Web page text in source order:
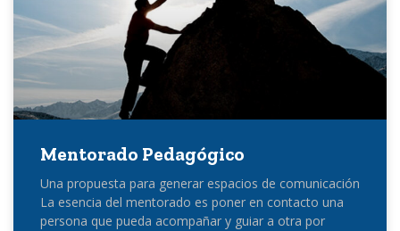
Mentorado Pedagógico
Una propuesta para generar espacios de comunicación
La esencia del mentorado es poner en contacto una
persona que pueda acompañar y guiar a otra por